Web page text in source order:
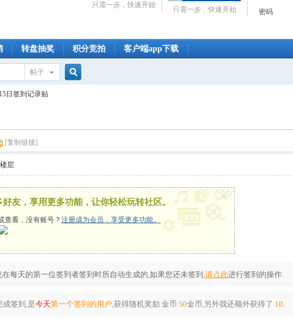
密码
只需一步，快速开始
只需一步，快速开始
转盘抽奖 积分竞拍 客户端app下载
帖子
日签到记录贴
[复制链接]
层
友，享用更多功能，让你轻松玩转社区。
查看，没有账号？注册成为会员，享受更多功能。
x
每天的第一位签到者签到时所自动生成的,如果您还未签到,请点此进行签到的操作.
成签到,是今天第一个签到的用户,获得随机奖励金币50金币,另外我还额外获得了 10.